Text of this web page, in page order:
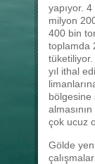
yapıyor. 4
milyon
400 bin
toplamda
yıl ithal
bölgesine
çok ucuz
Gölde